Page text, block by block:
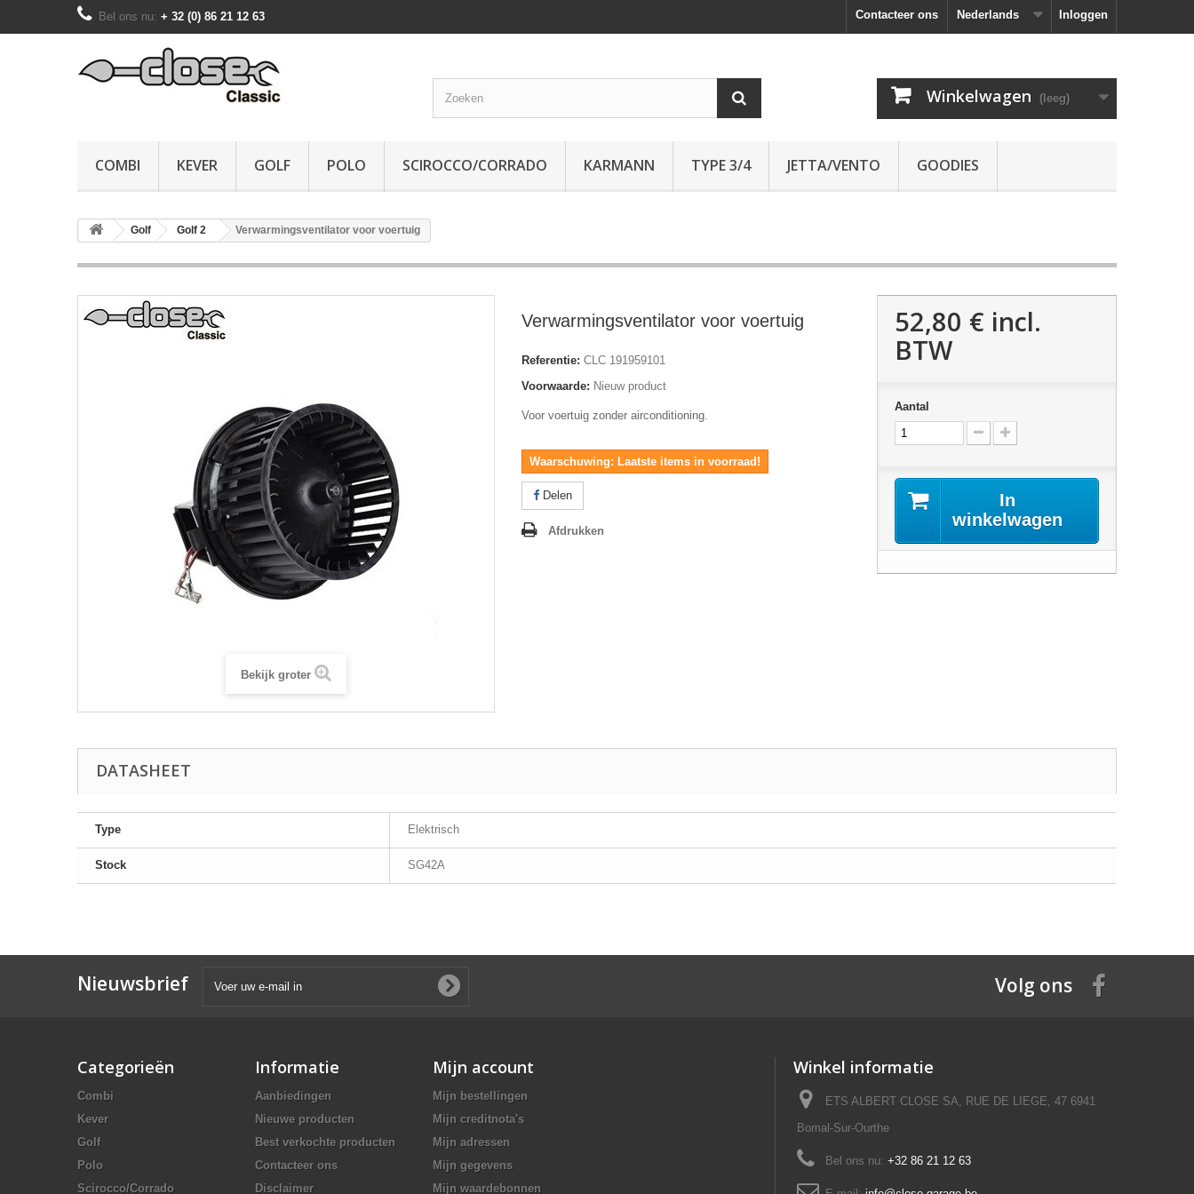
Inloggen
Nederlands
Contacteer ons
Bel ons nu: + 32 (0) 86 21 12 63
Winkelwagen (leeg)
COMBI KEVER GOLF POLO SCIROCCO/CORRADO KARMANN TYPE 3/4 JETTA/VENTO GOODIES
Golf Golf 2 Verwarmingsventilator voor voertuig
Bekijk groter
Verwarmingsventilator voor voertuig
Referentie: CLC 191959101
Voorwaarde: Nieuw product
Voor voertuig zonder airconditioning.
Waarschuwing: Laatste items in voorraad!
Delen
Afdrukken
52,80 € incl.
BTW
Aantal
In
winkelwagen
DATASHEET
Type Elektrisch
Stock SG42A
Nieuwsbrief Volg ons
Categorieën
Combi
Kever
Golf
Polo
Scirocco/Corrado
Informatie
Aanbiedingen
Nieuwe producten
Best verkochte producten
Contacteer ons
Disclaimer
Mijn account
Mijn bestellingen
Mijn creditnota's
Mijn adressen
Mijn gegevens
Mijn waardebonnen
Winkel informatie
ETS ALBERT CLOSE SA, RUE DE LIEGE, 47 6941
Bomal-Sur-Ourthe
Bel ons nu: +32 86 21 12 63